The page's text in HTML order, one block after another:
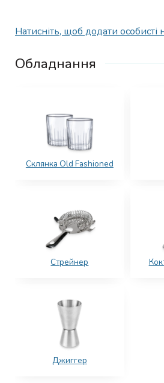
Натисніть, щоб додати особисті
Обладнання
Склянка Old Fashioned
Стрейнер
Джиггер